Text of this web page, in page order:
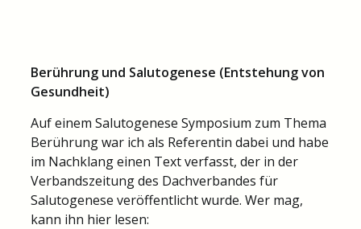
Berührung und Salutogenese (Entstehung von
Gesundheit)
Auf einem Salutogenese Symposium zum Thema
Berührung war ich als Referentin dabei und habe
im Nachklang einen Text verfasst, der in der
Verbandszeitung des Dachverbandes für
Salutogenese veröffentlicht wurde. Wer mag,
kann ihn hier lesen: